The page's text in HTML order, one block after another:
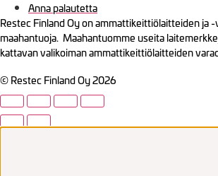
Anna palautetta
Restec Finland Oy on ammattikeittiölaitteiden ja
maahantuoja. Maahantuomme useita
kattavan valikoiman ammattikeittiölaitteiden
© Restec Finland Oy 2026